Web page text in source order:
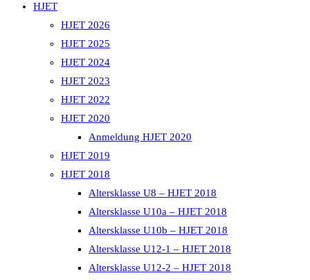
HJET
HJET 2026
HJET 2025
HJET 2024
HJET 2023
HJET 2022
HJET 2020
Anmeldung HJET 2020
HJET 2019
HJET 2018
Altersklasse U8 – HJET 2018
Altersklasse U10a – HJET 2018
Altersklasse U10b – HJET 2018
Altersklasse U12-1 – HJET 2018
Altersklasse U12-2 – HJET 2018